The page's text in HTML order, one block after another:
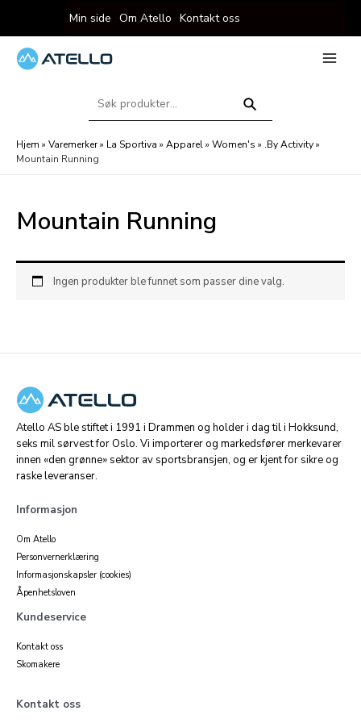
til
innholdet
Min side Om Atello Kontakt oss
Søk
Hjem » Varemerker» La Sportiva » Apparel» Women's » .By Activity»
Mountain Running
Mountain Running
Ingen produkter ble funnet som passer dine valg.
Atello AS ble stiftet i 1991 i Drammen og holder i dag til i Hokksund,
seks mil sørvest for Oslo. Vi importerer og markedsfører merkevarer
innen «den grønne» sektor av sportsbransjen, og er kjent for sikre og
raske leveranser.
Informasjon
Om Atello
Personvernerklæring
Informasjonskapsler (cookies)
Åpenhetsloven
Kundeservice
Kontakt oss
Skomakere
Kontakt oss